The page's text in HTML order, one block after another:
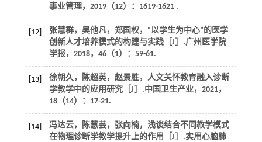
事业管理， 2019（12）：1619-1621 .
[12]
张慧群，吴他凡，郑国权，“以学生为中心”的医学
创新人才培养模式的构建与实践［J］.广州医学院
学报， 2018， 46（1）：59-61.
[13]
徐朝久，陈超英，赵景胜，人文关怀教育融入诊断
学教学中的应用研究［J］.中国卫生产业， 2021，
18（14）：17-21.
[14]
冯达云，陈慧芸，张向楠，浅谈结合不同教学模式
在物理诊断学教学提升上的作用［J］.实用心脑肺